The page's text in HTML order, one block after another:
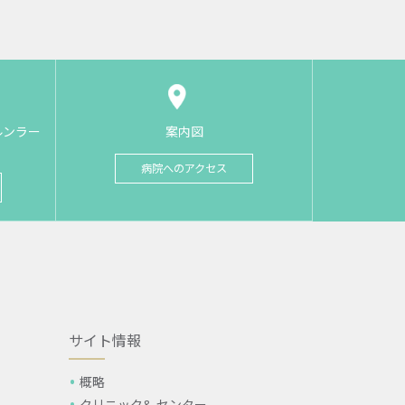
ラー 案内図
病院へのアクセス
サイト情報
概略